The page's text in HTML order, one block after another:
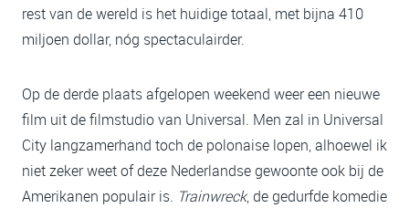
rest van de wereld is het huidige totaal, met bijna 410
miljoen dollar, nóg spectaculairder.
Op de derde plaats afgelopen weekend weer een nieuwe
film uit de filmstudio van Universal. Men zal in Universal
City langzamerhand toch de polonaise lopen, alhoewel ik
niet zeker weet of deze Nederlandse gewoonte ook bij de
Amerikanen populair is. Trainwreck, de gedurfde komedie